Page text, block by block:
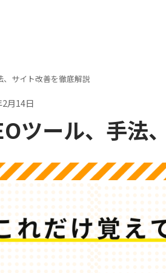
、サイト改善を徹底解説
月14日
ツール、手法